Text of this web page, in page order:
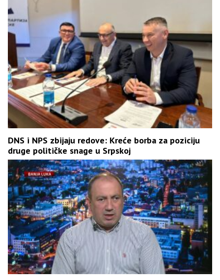
DNS i NPS zbijaju redove: Kreće borba za poziciju
druge političke snage u Srpskoj